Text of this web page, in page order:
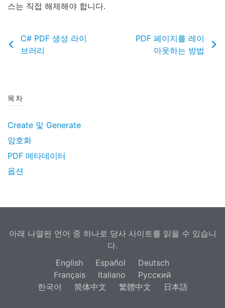
스는 직접 해제해야 합니다.
C# PDF 생성 라이
브러리
PDF 페이지를 레이
아웃하는 방법
목차
Create 및 Generate
암호화
PDF 메타데이터
옵션
아래 나열된 언어 중 하나로 당사 사이트를 읽을 수 있습니
다.
English
Español
Deutsch
Français
Italiano
Русский
한국어
简体中文 繁體中文 日本語